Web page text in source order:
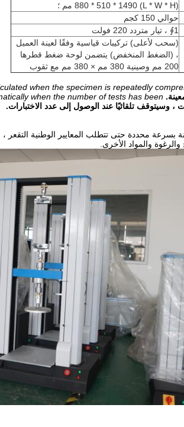
(L * W * H) 880 * 510 * 1490 مم ؛
حوالي 150 كجم
1∮ ، تيار متردد 220 فولت
(سحب لأعلى) تركيبات قياسية وفقًا لعينة العميل
، (الضغط المنخفض) يتضمن لوحة ضغط قطرها
200 مم وصينية 380 مم × 380 مم مع ثقوب
when the specimen is repeatedly
when the number of tests has been
، وسيتوقف تلقائيًا عند الوصول إلى عدد الاختبارات.
محددة حتى تتطلب المعايير الوطنية التقعر
والمواد الأخرى.